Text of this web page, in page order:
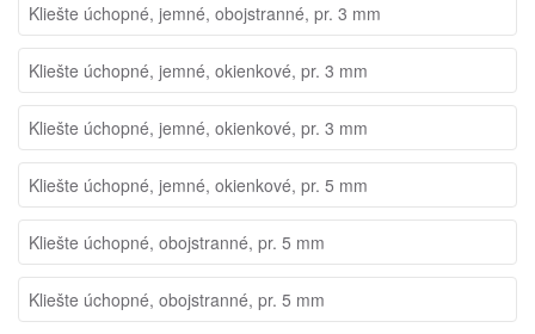
Kliešte úchopné, jemné, obojstranné, pr. 3 mm
Kliešte úchopné, jemné, okienkové, pr. 3 mm
Kliešte úchopné, jemné, okienkové, pr. 3 mm
Kliešte úchopné, jemné, okienkové, pr. 5 mm
Kliešte úchopné, obojstranné, pr. 5 mm
Kliešte úchopné, obojstranné, pr. 5 mm